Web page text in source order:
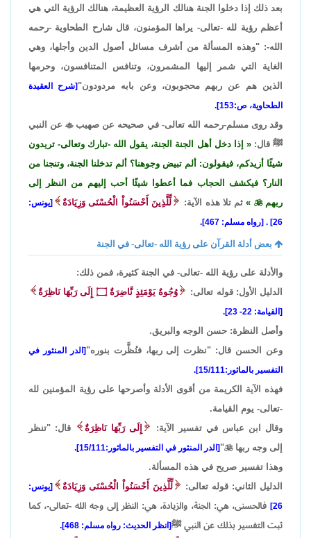
بعد ذلك إذا دخلوا الجنة هنالك الرؤية العظيمة، هنالك الرؤية التي هي
أعظم رؤية لله -تعالى- يراها المؤمنون، قال شارح الطحاوية -رحمه
الله-: "وهذه المسألة من أشرف مسائل أصول الدين وأجلها، وهي
الغاية التي شمر إليها المشمرون، وتنافس المتنافسون، وحرمها
الذين هم عن ربهم محجوبون، وعن بابه مردودون"[شرح العقيدة
الطحاوية، ص:153].
وقد روى مسلم-رحمه الله تعالى- في صحيحه عن صهيبعن النبي
ﷺ قال:
إذا دخل أهل الجنة الجنة، يقول الله -تبارك وتعالى- تريدون
شيئًا أزيدكم، فيقولون: ألم تبيض وجوهنا؟ ألم تدخلنا الجنة، وتنجنا من
النار؟ فيكشف الحجاب فما أعطوا شيئًا أحب إليهم من النظر إلى
ربهم ثم تلا هذه الآية: لِّلَّذِينَ أَحْسَنُواْ الْحُسْنَى وَزِيَادَةٌ
[يونس:
26] . [رواه مسلم: 467].
بعض أدلة القرآن على رؤية الله -تعالى- في الجنة
والأدلة على رؤية الله -تعالى- في الجنة كثيرة، فمن ذلك:
الدليل الأول: قوله تعالى:
وُجُوهٌ يَوْمَئِذٍ نَّاضِرَةٌ ۝ إِلَى رَبِّهَا نَاظِرَةٌ
[القيامة: 22- 23].
وأصل النظرة: حسن الوجه والبريق.
وعن الحسن قال: "نظرت إلى ربها، فنُظَّرت بنوره"[الدر المنثور في
التفسير بالماثور:15/111].
فهذه الآية الكريمة من أقوى الأدلة وأصرحها على رؤية المؤمنين لله
-تعالى- يوم القيامة.
وقال ابن عباس في تفسير الآية:
إِلَى رَبِّهَا نَاظِرَةٌ
قال: "تنظر
إلى وجه ربها
"[الدر المنثور في التفسير بالماثور:15/111].
وهذا تفسير صريح في هذه المسألة.
الدليل الثاني: قوله تعالى:
لِّلَّذِينَ أَحْسَنُواْ الْحُسْنَى وَزِيَادَةٌ
[يونس:
26]
فالحسنى، هي: الجنة، والزيادة، هي: النظر إلى وجه الله -تعالى-، كما
ثبت التفسير بذلك عن النبي ﷺ[انظر الحديث: رواه مسلم: 468].